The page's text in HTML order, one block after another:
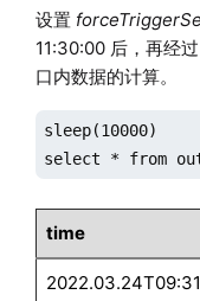
设置
11:30:00 后，再经
口内数据的计算。
sleep(10000)
select * from
time